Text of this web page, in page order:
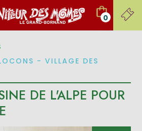
0
- VILLAGE DES
DE L'ALPE POUR